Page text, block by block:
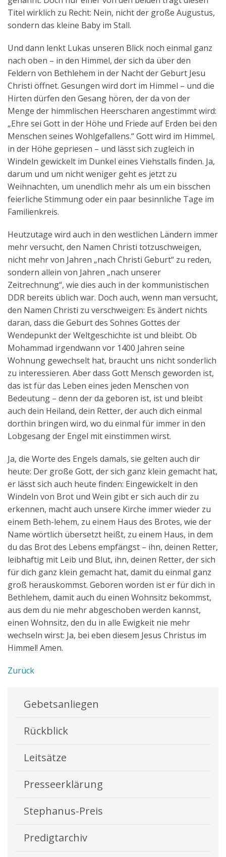
Titel wirklich zu Recht: Nein, nicht der große Augustus,
sondern das kleine Baby im Stall.
Und dann lenkt Lukas unseren Blick noch einmal ganz
nach oben – in den Himmel, der sich da über den
Feldern von Bethlehem in der Nacht der Geburt Jesu
Christi öffnet. Gesungen wird dort im Himmel – und die
Hirten dürfen den Gesang hören, der da von der
Menge der himmlischen Heerscharen angestimmt wird:
„Ehre sei Gott in der Höhe und Friede auf Erden bei den
Menschen seines Wohlgefallens.“ Gott wird im Himmel,
in der Höhe gepriesen – und lässt sich zugleich in
Windeln gewickelt im Dunkel eines Viehstalls finden. Ja,
darum und um nicht weniger geht es jetzt zu
Weihnachten, um unendlich mehr als um ein bisschen
feierliche Stimmung oder ein paar besinnliche Tage im
Familienkreis.
Heutzutage wird auch in den westlichen Ländern immer
mehr versucht, den Namen Christi totzuschweigen,
nicht mehr von Jahren „nach Christi Geburt“ zu reden,
sondern allein von Jahren „nach unserer
Zeitrechnung“, wie dies auch in der kommunistischen
DDR bereits üblich war. Doch auch, wenn man versucht,
den Namen Christi zu verschweigen: Es ändert nichts
daran, dass die Geburt des Sohnes Gottes der
Wendepunkt der Weltgeschichte ist und bleibt. Ob
Mohammad irgendwann vor 1400 Jahren seine
Wohnung gewechselt hat, braucht uns nicht sonderlich
zu interessieren. Aber dass Gott Mensch geworden ist,
das ist für das Leben eines jeden Menschen von
Bedeutung – denn der da geboren ist, ist und bleibt
auch dein Heiland, dein Retter, der auch dich einmal
dorthin bringen wird, wo du einmal für immer in den
Lobgesang der Engel mit einstimmen wirst.
Ja, die Worte des Engels damals, sie gelten auch dir
heute: Der große Gott, der sich ganz klein gemacht hat,
er lässt sich auch heute finden: Eingewickelt in den
Windeln von Brot und Wein gibt er sich auch dir zu
erkennen, macht auch unsere Kirche immer wieder zu
einem Beth-lehem, zu einem Haus des Brotes, wie der
Name wörtlich übersetzt heißt, zu einem Haus, in dem
du das Brot des Lebens empfängst – ihn, deinen Retter,
leibhaftig mit Leib und Blut, ihn, deinen Retter, der sich
für dich ganz klein gemacht hat, damit du einmal ganz
groß herauskommst. Geboren worden ist er für dich in
Bethlehem, damit auch du einen Wohnsitz bekommst,
aus dem du nie mehr abgeschoben werden kannst,
einen Wohnsitz, den du in alle Ewigkeit nie mehr
wechseln wirst: Ja, bei eben diesem Jesus Christus im
Himmel! Amen.
Zurück
Gebetsanliegen
Rückblick
Leitsätze
Presseerklärung
Stephanus-Preis
Predigtarchiv